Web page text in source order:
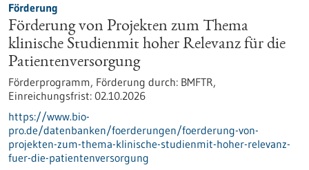
Förderung
Förderung von Projekten zum Thema
klinische Studienmit hoher Relevanz für die
Patientenversorgung
Förderprogramm, Förderung durch: BMFTR,
Einreichungsfrist: 02.10.2026
https://www.bio-
pro.de/datenbanken/foerderungen/foerderung-von-
projekten-zum-thema-klinische-studienmit-hoher-relevanz-
fuer-die-patientenversorgung